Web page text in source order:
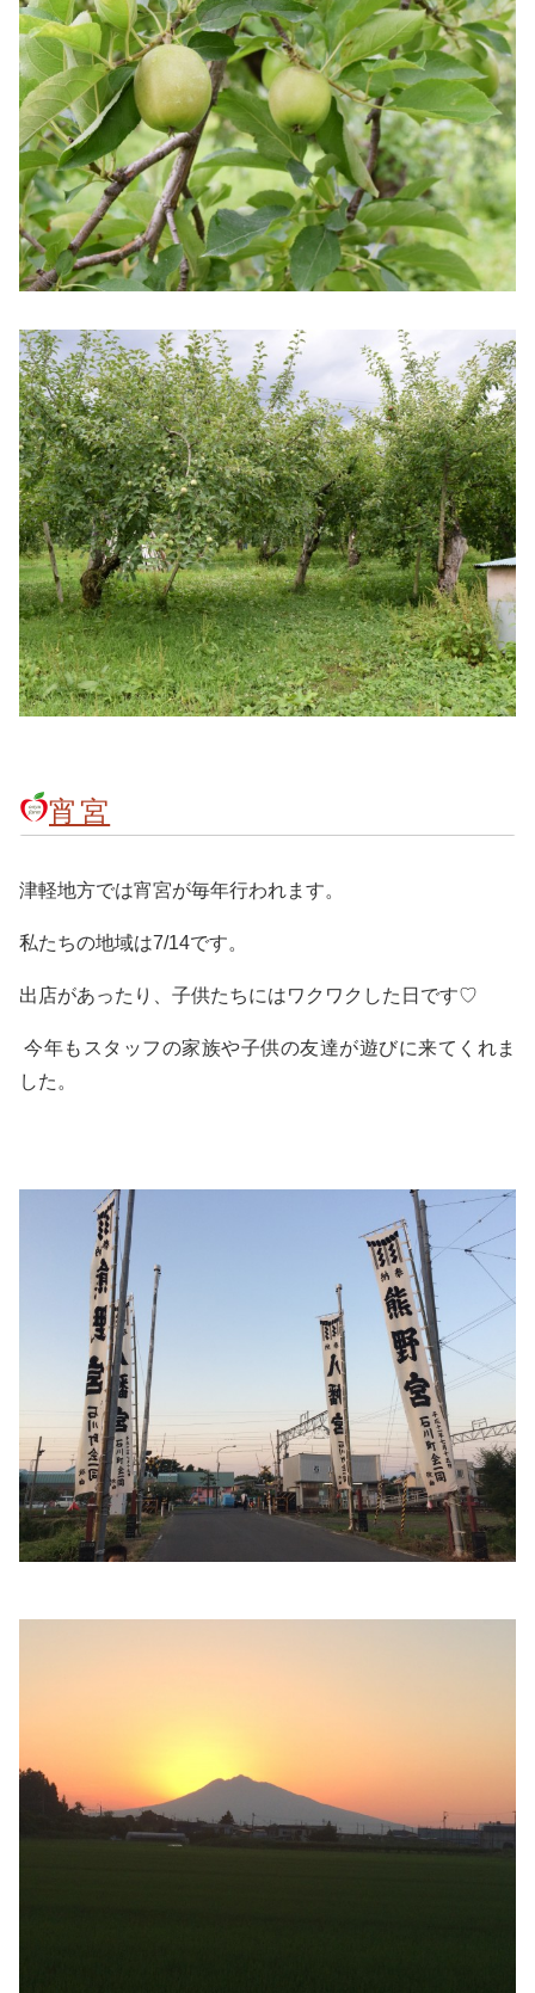
宵宮
津軽地方では宵宮が毎年行われます。
私たちの地域は7/14です。
出店があったり、子供たちにはワクワクした日です♡
今年もスタッフの家族や子供の友達が遊びに来てくれま
した。